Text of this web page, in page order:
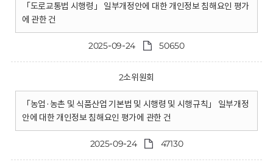
「도로교통법 시행령」 일부개정안에 대한 개인정보 침해요인 평가
에 관한 건
2025-09-24 50650
2소위원회
「농업·농촌 및 식품산업 기본법 및 시행령 및 시행규칙」 일부개정
안에 대한 개인정보 침해요인 평가에 관한 건
2025-09-24 47130